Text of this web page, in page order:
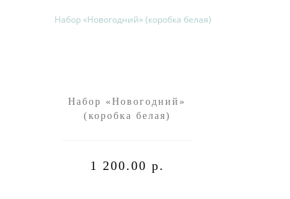
Набор «Новогодний»
(коробка белая)
1 200.00 р.